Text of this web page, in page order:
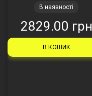
В наявності
2829.00 грн
В КОШИК